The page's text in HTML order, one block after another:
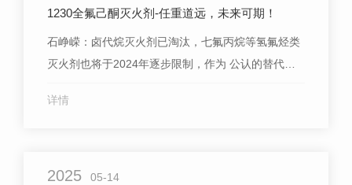
1230全氟己酮灭火剂-任重道远，未来可期！
石峥嵘：卤代烷灭火剂已淘汰，七氟丙烷等氢氟烃类
灭火剂也将于2024年逐步限制，作为 公认的替代
近20年，国内也有多家化工企业生产，并出口欧洲、
详情
2025 05-14